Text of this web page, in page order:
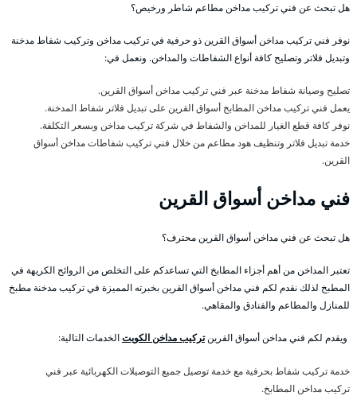
هل تبحث عن فني تركيب مداخن مطاعم شاطر ورخيص؟
نوفر فني تركيب مداخن أسواق القرين ذو حرفية في تركيب مداخن وتركيب شفاط مدخنة
وتبديل فلاتر وتصليح كافة أنواع الشفاطات والمداخن. ونعمل في:
تصليح وصيانة شفاط مدخنة عبر فني تركيب مداخن أسواق القرين.
يعمل فني تركيب مداخن المطابخ أسواق القرين على تبديل فلاتر شفاط المدخنة.
نوفر كافة قطع الغيار للمداخن والشفاط في شركة تركيب مداخن وبسعر التكلفة.
خدمة تبديل فلاتر وتنظيف هود مطاعم من خلال فني تركيب شفاطات مداخن أسواق
القرين.
فني مداخن أسواق القرين
هل تبحث عن فني مداخن أسواق القرين محترف؟
تعتبر المداخن من أهم أجزاء المطابخ التي تساعدكم على التخلص من الروائح الكريهة في
المطبخ لذلك نقدم لكم فني مداخن أسواق القرين بخبرته المميزة في تركيب مدخنة مطبخ
للمنازل والمطاعم والفنادق والمقاهي.
ويقدم لكم فني مداخن أسواق القرينتركيب مداخن الكويتالخدمات التالية:
خدمة تركيب شفاط بحرفية مع خدمة توصيل جميع التوصيلات الكهربائية عبر فني
تركيب مداخن المطابخ.